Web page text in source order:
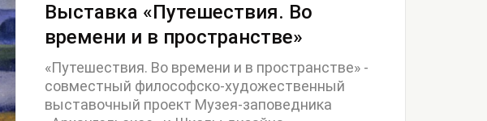
Выставка «Путешествия. Во
времени и в пространстве»
«Путешествия. Во времени и в пространстве» -
совместный философско-художественный
выставочный проект Музея-заповедника